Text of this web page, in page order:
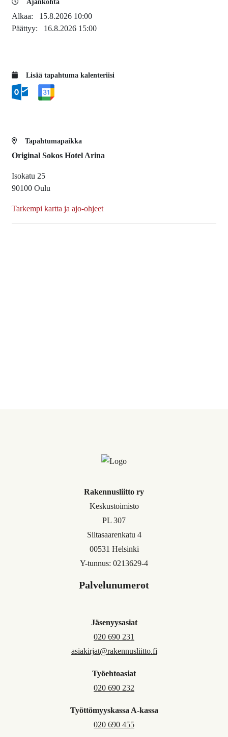
Ajankohta
Alkaa: 15.8.2026 10:00
Päättyy: 16.8.2026 15:00
Lisää tapahtuma kalenteriisi
Tapahtumapaikka
Original Sokos Hotel Arina
Isokatu 25
90100 Oulu
Tarkempi kartta ja ajo-ohjeet
Rakennusliitto ry
Keskustoimisto
PL 307
Siltasaarenkatu 4
00531 Helsinki
Y-tunnus: 0213629-4
Palvelunumerot
Jäsenyysasiat
020 690 231
asiakirjat@rakennusliitto.fi
Työehtoasiat
020 690 232
Työttömyyskassa A-kassa
020 690 455